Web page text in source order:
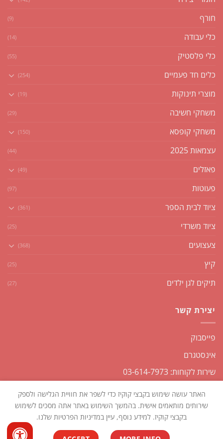
חורף (9)
כלי עבודה (14)
כלי פלסטיק (55)
כלים חד פעמיים (254)
מוצרי תינוקות (19)
משחקי חשיבה (29)
משחקי קופסא (150)
עצמאות 2025 (44)
פאזלים (49)
פעוטות (97)
ציוד לבית הספר (361)
ציוד משרדי (25)
צעצועים (368)
קיץ (25)
תיקים לגן ילדים (27)
יצירת קשר
פייסבוק
אינסטגרם
שירות לקוחות: 03-614-7973
כל הזכויות שמורות2026 © שקליקו| נבנה ומנוהל על ידי
WEmanage -
האתר עושה שימוש בקבצי קוקיז כדי לשפר את חוויית הגלישה ולספק
שירותים מותאמים אישית. בהמשך השימוש באתר אתה מסכים לשימוש
בקבצי קוקיז. למידע נוסף, עיין במדיניות הפרטיות שלנו.